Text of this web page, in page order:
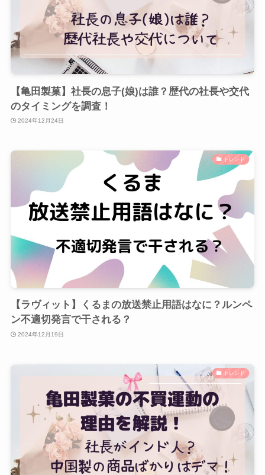
【亀田製菓】社長の息子(娘)は誰？歴代の社長や交代
のタイミングを調査！
2024年12月24日
トレンド
【ラヴィット】くるまの放送禁止用語はなに？ルンペ
ン不適切発言で干される？
2024年12月19日
トレンド